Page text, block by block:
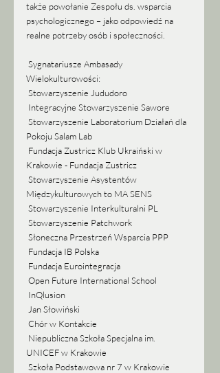
także powołanie Zespołu ds. wsparcia
psychologicznego – jako odpowiedź na
realne potrzeby osób i społeczności.
Sygnatariusze Ambasady
Wielokulturowości:
Stowarzyszenie Jududoro
Integracyjne Stowarzyszenie Sawore
Stowarzyszenie Laboratorium Działań dla
Pokoju Salam Lab
Fundacja Zustricz Klub Ukraiński w
Krakowie - Fundacja Zustricz
Stowarzyszenie Asystentów
Międzykulturowych to MA SENS
Stowarzyszenie Interkulturalni PL
Stowarzyszenie Patchwork
Słoneczna Przestrzeń Wsparcia PPP
Fundacja IB Polska
Fundacja Eurointegracja
Open Future International School
InQlusion
Jan Słowiński
Chór w Kontakcie
Niepubliczna Szkoła Specjalna im.
UNICEF w Krakowie
Szkoła Podstawowa nr 7 w Krakowie